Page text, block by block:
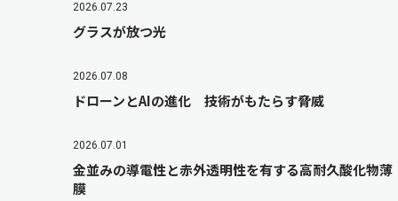
2026.07.23
グラスが放つ光
2026.07.08
ドローンとAIの進化 技術がもたらす脅威
2026.07.01
金並みの導電性と赤外透明性を有する高耐久酸化物薄
膜